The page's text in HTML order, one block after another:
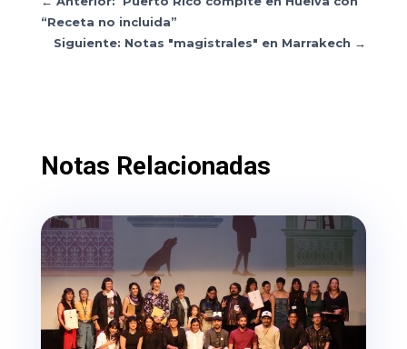
“Receta no incluida”
Siguiente: Notas "magistrales" en Marrakech →
Notas Relacionadas